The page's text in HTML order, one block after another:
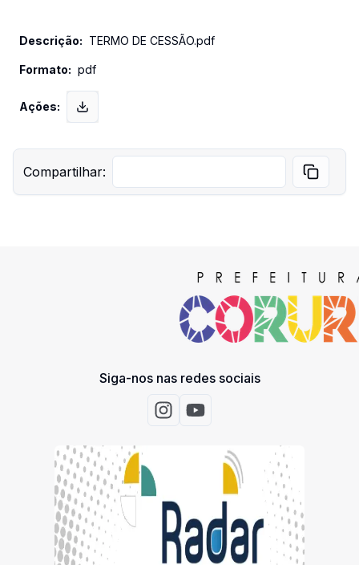
TERMO DE CESSÃO.pdf
pdf
Compartilhar:
Siga-nos nas redes sociais
Acessar Instagram
Acessar Youtube